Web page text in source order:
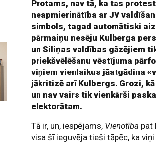
Protams, nav tā, ka tas
neapmierinātība ar JV
simbols, tagad automātiski
pārmaiņu nesēju Kulberga
un Siliņas valdības gāzējiem
priekšvēlēšanu vēstījuma
viņiem vienlaikus jāatgādina
jākritizē arī Kulbergs. Grozi,
un nav vairs tik vienkārši
elektorātam.
Tā ir, un, iespējams, Vienotība pat
visa šī ieguvēja tieši tāpēc, ka